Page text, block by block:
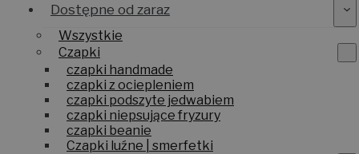
Dostępne od zaraz
Wszystkie
Czapki
czapki handmade
czapki z ociepleniem
czapki podszyte jedwabiem
czapki niepsujące fryzury
czapki beanie
Czapki luźne | smerfetki